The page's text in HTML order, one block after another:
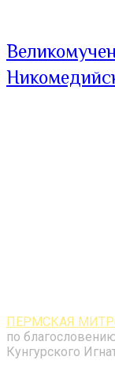
ПЕРМСКАЯ
по
Кунгурского